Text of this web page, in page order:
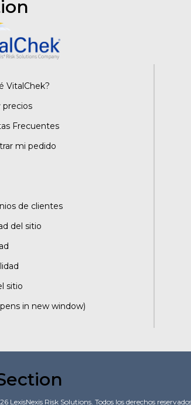
VitalChek?
precios
Frecuentes
mi pedido
de clientes
del sitio
sitio
in new window)
LexisNexis Risk Solutions. Todos los derechos